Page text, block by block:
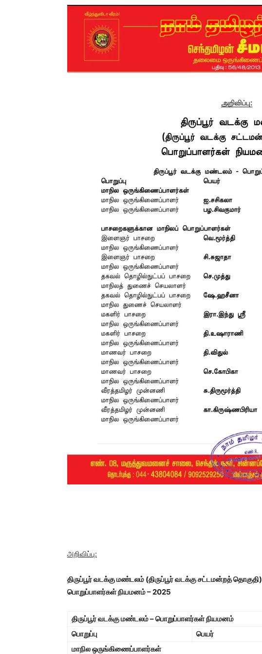
அறிவிப்பு:
திருப்பூர் வடக்கு மண்டலம் (திருப்பூர் வடக்கு சட்டமன்றத் தொகுதி)
பொறுப்பாளர்கள் நியமனம் – 2025
திருப்பூர் வடக்கு மண்டலம் – பொறுப்பாளர்கள் நியமனம்
பொறுப்பு
பெயர்
மாநில ஒருங்கிணைப்பாளர்கள்